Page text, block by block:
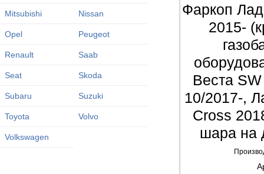
Mitsubishi Nissan
Opel Peugeot
Renault Saab
Seat Skoda
Subaru Suzuki
Toyota Volvo
Volkswagen
Фаркоп
2015-
Веста
10/2017-,
Cross
шара на